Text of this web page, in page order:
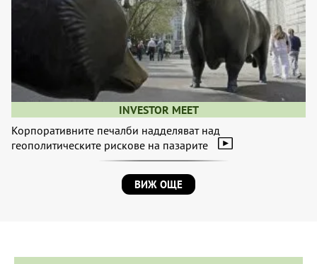
INVESTOR MEET
Корпоративните печалби надделяват над
геополитическите рискове на пазарите
ВИЖ ОЩЕ